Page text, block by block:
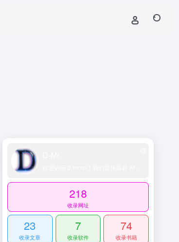
218
收录网址
23
收录文章
7
收录软件
74
收录书籍